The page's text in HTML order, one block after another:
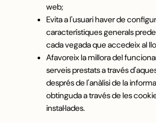
web;
Evita a l'usuari haver de
característiques generals
cada vegada que accedeix al
Afavoreix la millora del
serveis prestats a través
després de l'anàlisi de la
obtinguda a través de les
instal·lades.